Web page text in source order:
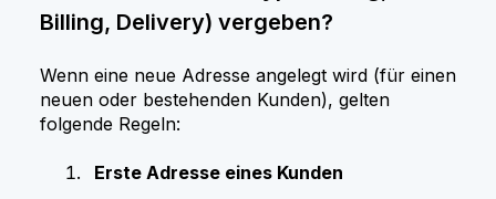
Billing, Delivery) vergeben?
Wenn eine neue Adresse angelegt wird (für einen
neuen oder bestehenden Kunden), gelten
folgende Regeln:
Erste Adresse eines Kunden